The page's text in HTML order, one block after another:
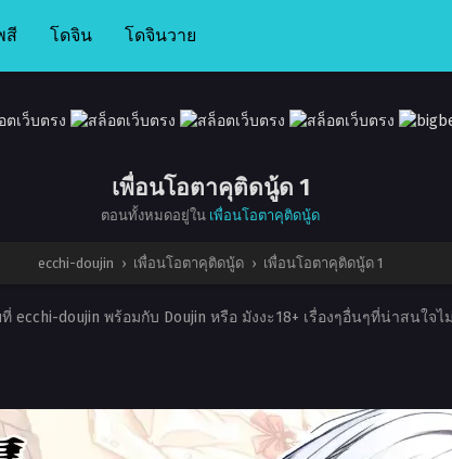
สี โดจิน โดจินวาย
เพื่อนโอตาคุติดนู้ด 1
ตอนทั้งหมดอยู่ใน เพื่อนโอตาคุติดนู้ด
ecchi-doujin › เพื่อนโอตาคุติดนู้ด › เพื่อนโอตาคุติดนู้ด 1
ecchi-doujin พร้อมกับ Doujin หรือ มังงะ18+ เรื่องๆอื่นๆที่น่าสนใ